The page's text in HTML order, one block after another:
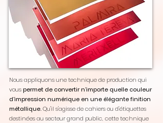
Nous appliquons une technique de production qui
vouspermet de convertir n’importe quelle couleur
d’impression numérique en une élégante finition
métallique.Qu'il s'agisse de cahiers ou d'étiquettes
destinées au secteur grand public, cette technique